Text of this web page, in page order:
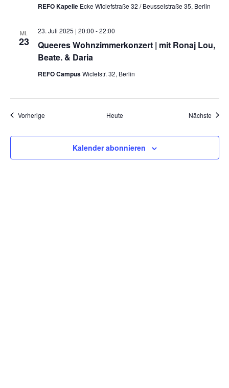
REFO Kapelle Ecke Wiclefstraße 32 / Beusselstraße 35, Berlin
MI.
23
Queeres Wohnzimmerkonzert | mit Ronaj Lou,
Beate. & Daria
23. Juli 2025 | 20:00 -22:00
REFO CampusWiclefstr. 32, Berlin
VorherigeVeranstaltungen Heute Nächste
Kalender abonnieren